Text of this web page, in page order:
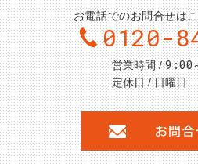
お電話でのお問合せは
0120-
営業時間 9:00
定休日 日曜日